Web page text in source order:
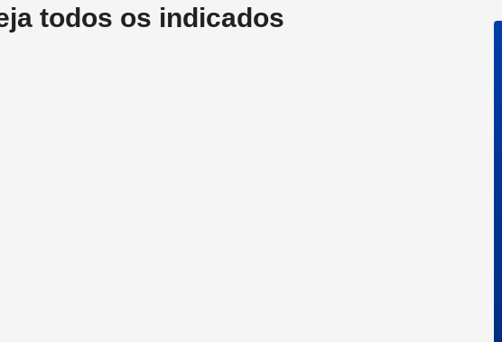
todos os indicados